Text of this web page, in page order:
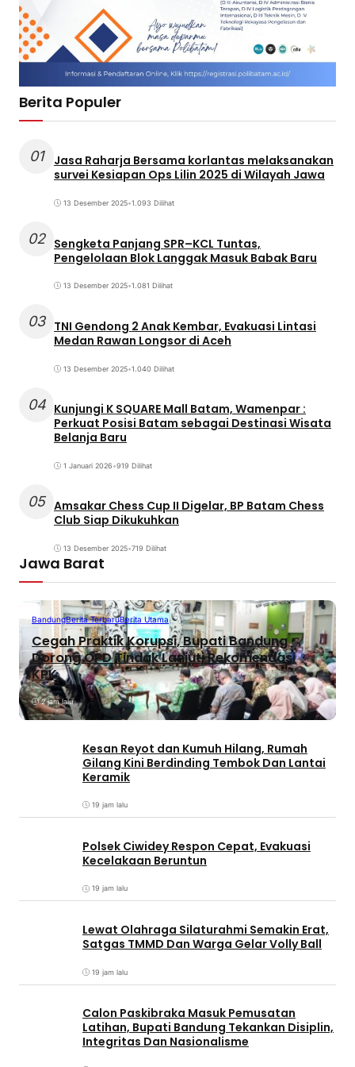
Berita Populer
01
Jasa Raharja Bersama korlantas melaksanakan
survei Kesiapan Ops Lilin 2025 di Wilayah Jawa
13 Desember 2025•1.093 Dilihat
02 Sengketa Panjang SPR–KCL Tuntas,
Pengelolaan Blok Langgak Masuk Babak Baru
13 Desember 2025•1.081 Dilihat
03 TNI Gendong 2 Anak Kembar, Evakuasi Lintasi
Medan Rawan Longsor di Aceh
13 Desember 2025•1.040 Dilihat
04 Kunjungi K SQUARE Mall Batam, Wamenpar :
Perkuat Posisi Batam sebagai Destinasi Wisata
Belanja Baru
1 Januari 2026•919 Dilihat
05 Amsakar Chess Cup II Digelar, BP Batam Chess
Club Siap Dikukuhkan
13 Desember 2025•719 Dilihat
Jawa Barat
BandungBerita TerbaruBerita Utama
Cegah Praktik Korupsi, Bupati Bandung
Dorong OPD Tindak Lanjuti Rekomendasi
KPK
2 jam lalu
Kesan Reyot dan Kumuh Hilang, Rumah
Gilang Kini Berdinding Tembok Dan Lantai
Keramik
19 jam lalu
Polsek Ciwidey Respon Cepat, Evakuasi
Kecelakaan Beruntun
19 jam lalu
Lewat Olahraga Silaturahmi Semakin Erat,
Satgas TMMD Dan Warga Gelar Volly Ball
19 jam lalu
Calon Paskibraka Masuk Pemusatan
Latihan, Bupati Bandung Tekankan Disiplin,
Integritas Dan Nasionalisme